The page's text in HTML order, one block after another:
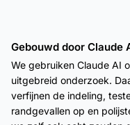
Gebouwd door Claude
We gebruiken Claude AI
uitgebreid onderzoek.
verfijnen de indeling,
randgevallen op en